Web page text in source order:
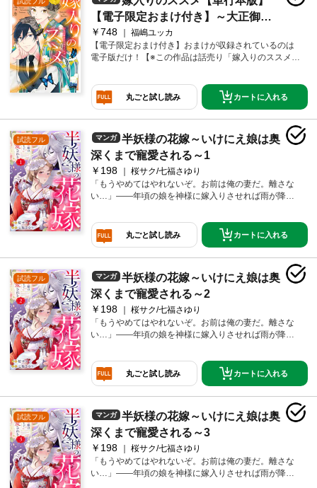
一。そんなある日、仕事中に、良家出身と思われるイ
ケメン大学青年から突然プレゼントをもらう。色めき
だつ仕事仲間たちだったが、わけのわからない蘭子は
極めて冷静。だが、家ではとんでもない問題が起きて
いた。なんと、子爵の蝶名橋家から蘭子に縁談の話が
来てると言う。実は、両家の祖父同士が孫を結婚させ
結婚にもまだ興味のない蘭子は断るが、体裁を保ちた
い両親の勢いに押され、しぶしぶ蝶名橋家へ向かうこ
とになった。驚いたことに、その婚約者とは、カフェ
ーでプレゼントをくれたあの無愛想な青年・耀一郎だ
った。彼もこの結婚が嫌なのかと思ったら、意外にも
乗り気のようで――!?SNSやネット広告で話題沸騰!!
大正時代を舞台にした身分違いのラブストーリー。
【電子限定おまけ付き】～大正御曹
司の強引な求婚～2
￥748
福嶋ユッカ
【電子限定おまけ付き】おまけが収録されているのは
電子版だけ！【※この作品は話売り「嫁入りのススメ～
は大正時代。高級カフェー「カシオペア」で働く元・
お嬢様の蘭子（24）は、祖父同士の約束がきっかけと
なり、子爵の蝶名橋家の大学青年・耀一郎と婚約する
ことに。世間で「行き遅れ」と言われても、仕事が好
きな蘭子は、結婚にまったく乗り気ではなかったが、
無愛想ながらまっすぐな好意を向けてくる耀一郎に、
だんだんと心を開いていく。そんな中、蘭子の働くカ
フェー「カシオペア」では売上を伸ばすため、クリス
マスに向けた特別仕様の営業をしようと盛り上がる。
そこに、店ごと買い取ったという新しいオーナーが現
な人間模様にも目が離せない第2巻！■耀一郎のいと
こ・鈴子お嬢様にも縁談話が！お相手は《白馬の王子
様》!? それとも、カフェー常連のプレイボーイ!??■
「洋装で働きたい！」蘭子の同僚たちの願望、叶う!?
《着せ替え蘭子》再び！ etc…
丸ごと試し読み カートに入れる
試読フル マンガ
半妖様の花嫁～いけにえ娘は奥
深くまで寵愛される～1
￥198
桜サク/七福さゆり
「もうやめてはやれないぞ。お前は俺の妻だ。離さな
い…」――年頃の娘を神様に嫁入りさせれば雨が降る
よ）は雨乞いのため、《嫁》という名の生贄として山
の祭壇に捧げられてしまう。彼女を迎えたのは栗花落
涼（つゆりすず）と名乗る狐面の男だった。神と呼ば
れる涼の正体は半人半妖。嫁など欲したことはないし
雨を降らせることもできない、と涼は冷たく千代を拒
む。「とにかく村に雨が降るまでおそばを離れるわけ
にはいきません」と健気な決意をみせる千代。しかし
涼は「そう言い張る娘はこれまでいないでもなかっ
た。だが、俺の仮面の下を見ても逃げ出さなかった者
は、百年間でひとりもいない」と冷笑する。そして彼
がお面をはずすと、そこには――「――妻になるとは
しくはないのか？」孤独な透明人間と、心優しい娘
が、夫婦（めおと）になって甘い愛を育む物語。
丸ごと試し読み カートに入れる
試読フル マンガ
半妖様の花嫁～いけにえ娘は奥
深くまで寵愛される～2
￥198
桜サク/七福さゆり
「もうやめてはやれないぞ。お前は俺の妻だ。離さな
い…」――年頃の娘を神様に嫁入りさせれば雨が降る
よ）は雨乞いのため、《嫁》という名の生贄として山
の祭壇に捧げられてしまう。彼女を迎えたのは栗花落
涼（つゆりすず）と名乗る狐面の男だった。神と呼ば
れる涼の正体は半人半妖。嫁など欲したことはないし
雨を降らせることもできない、と涼は冷たく千代を拒
む。「とにかく村に雨が降るまでおそばを離れるわけ
にはいきません」と健気な決意をみせる千代。しかし
涼は「そう言い張る娘はこれまでいないでもなかっ
た。だが、俺の仮面の下を見ても逃げ出さなかった者
は、百年間でひとりもいない」と冷笑する。そして彼
がお面をはずすと、そこには――「――妻になるとは
丸ごと試し読み カートに入れる
試読フル マンガ
半妖様の花嫁～いけにえ娘は奥
深くまで寵愛される～3
￥198
桜サク/七福さゆり
「もうやめてはやれないぞ。お前は俺の妻だ。離さな
い…」――年頃の娘を神様に嫁入りさせれば雨が降る